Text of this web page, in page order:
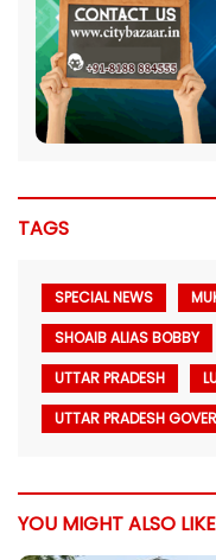
TAGS
SPECIAL NEWS
SHOAIB ALIAS BOBBY
UTTAR PRADESH
UTTAR PRADESH
YOU MIGHT ALSO LIKE